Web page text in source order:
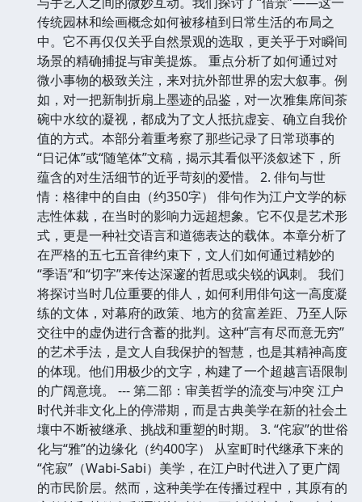
传统园林和绘画概念如何被移植到日常生活的布局之
中。它不再仅仅关乎自然景观的选取，更关乎于对瞬间
场景的精确捕捉与审美提炼。 重点分析了如何通过对
微小事物的极致关注，来对抗外部世界的宏大叙事。例
如，对一把新制折扇上墨迹的品鉴，对一次雅集席间茶
碗中水纹的凝视，都成为了文人抵抗虚妄、确立自我价
值的方式。本部分着重考察了那些记录了日常琐事的
“日记体”或“随笔体”文稿，揭示其看似平淡叙述下，所
蕴含的对生活细节的近乎苛刻的爱惜。 2. 俳句与世
情：格律中的自由（约350字） 俳句作为江户文学的标
志性体裁，在当时的影响力远超想象。它不仅是艺术形
式，更是一种社交语言和道德表达的载体。本章分析了
在严格的五七五音律约束下，文人们如何通过精妙的
“季语”和“切字”来传达深邃的哲思或尖锐的讽刺。 我们
将探讨当时几位重要的俳人，如何利用俳句这一高度凝
练的文体，对幕府的政策、地方的贫富差距、乃至人际
交往中的虚伪进行含蓄的批判。这种“言有尽而意无穷”
的艺术手法，是文人自我保护的智慧，也是其精神高度
的体现。他们用极少的文字，构建了一个超越言语限制
的广阔意境。 --- 第二部：审美哲学的流变与冲突 江户
时代并非文化上的停滞期，而是古典美学在新的社会土
壤中不断被继承、挑战和重塑的时期。 3. “侘寂”的世俗
化与“雅”的边缘化（约400字） 从室町时代继承下来的
“侘寂”（Wabi-Sabi）美学，在江户时代进入了更广阔
的市民阶层。然而，这种美学在传播过程中，其原有的